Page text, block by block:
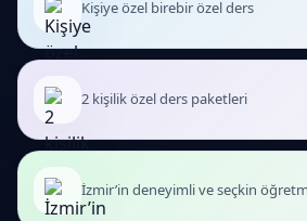
Kişiye özel birebir özel ders
2 kişilik özel ders paketleri
İzmir’in deneyimli ve seçkin